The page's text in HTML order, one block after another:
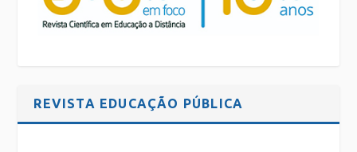
REVISTA EDUCAÇÃO PÚBLICA